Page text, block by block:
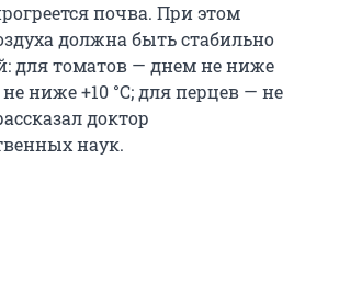
почва. При этом
должна быть стабильно
для томатов — днем не ниже
ниже+10 °C; для перцев — не
доктор
наук.